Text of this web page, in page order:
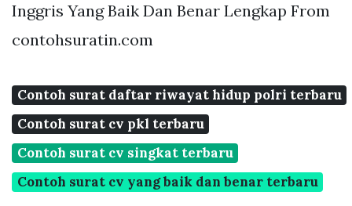
Inggris Yang Baik Dan Benar Lengkap From
contohsuratin.com
Contoh surat daftar riwayat hidup polri terbaru
Contoh surat cv pkl terbaru
Contoh surat cv singkat terbaru
Contoh surat cv yang baik dan benar terbaru